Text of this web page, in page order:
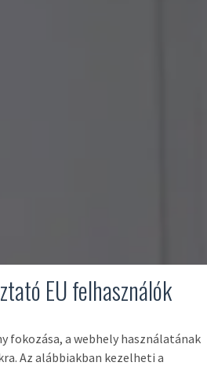
EU felhasználók
fokozása, a webhely használatának
Az alábbiakban kezelheti a